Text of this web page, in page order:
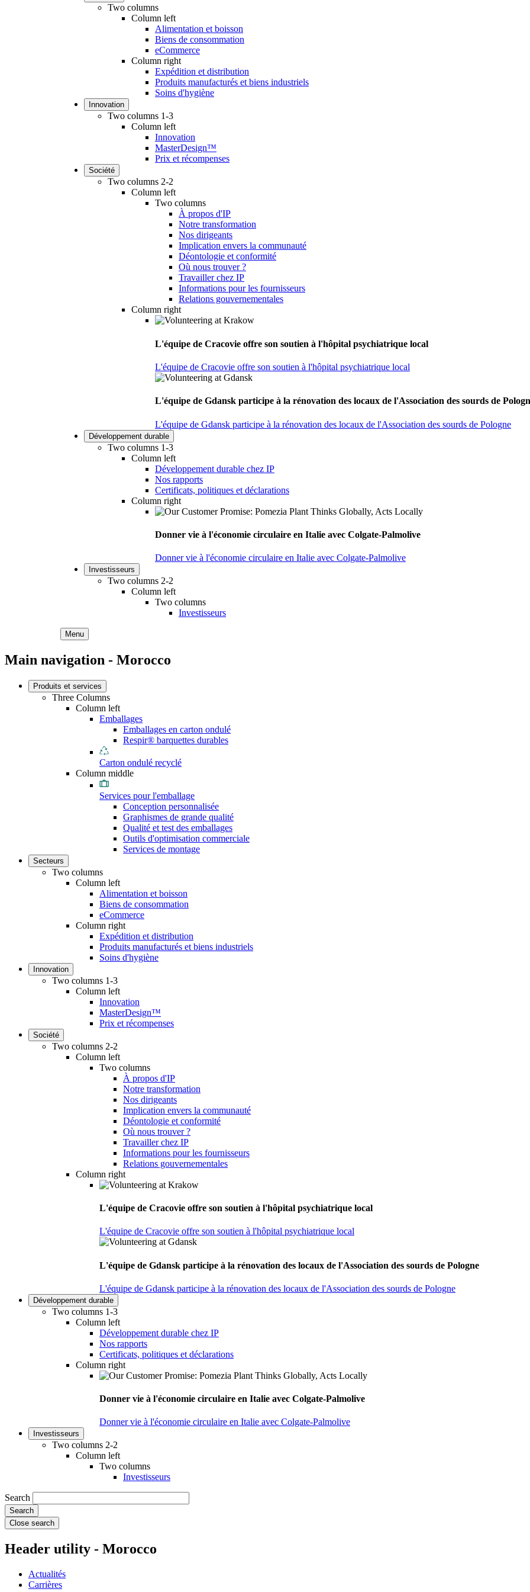
Two columns
Column left
Alimentation et boisson
Biens de consommation
eCommerce
Column right
Expédition et distribution
Produits manufacturés et biens industriels
Soins d'hygiène
Innovation
Two columns 1-3
Column left
Innovation
MasterDesign™
Prix et récompenses
Société
Two columns 2-2
Column left
Two columns
À propos d'IP
Notre transformation
Nos dirigeants
Implication envers la communauté
Déontologie et conformité
Où nous trouver ?
Travailler chez IP
Informations pour les fournisseurs
Relations gouvernementales
Column right
L'équipe de Cracovie offre son soutien à l'hôpital psychiatrique local
L'équipe de Cracovie offre son soutien à l'hôpital psychiatrique local
L'équipe de Gdansk participe à la rénovation des locaux de l'Association des sourds de
L'équipe de Gdansk participe à la rénovation des locaux de l'Association des sourds de Pologne
Développement durable
Two columns 1-3
Column left
Développement durable chez IP
Nos rapports
Certificats, politiques et déclarations
Column right
Donner vie à l'économie circulaire en Italie avec Colgate-Palmolive
Donner vie à l'économie circulaire en Italie avec Colgate-Palmolive
Investisseurs
Two columns 2-2
Column left
Two columns
Investisseurs
Menu
Main navigation - Morocco
Produits et services
Three Columns
Column left
Emballages
Emballages en carton ondulé
Respir® barquettes durables
Carton ondulé recyclé
Column middle
Services pour l'emballage
Conception personnalisée
Graphismes de grande qualité
Qualité et test des emballages
Outils d'optimisation commerciale
Services de montage
Secteurs
Two columns
Column left
Alimentation et boisson
Biens de consommation
eCommerce
Column right
Expédition et distribution
Produits manufacturés et biens industriels
Soins d'hygiène
Innovation
Two columns 1-3
Column left
Innovation
MasterDesign™
Prix et récompenses
Société
Two columns 2-2
Column left
Two columns
À propos d'IP
Notre transformation
Nos dirigeants
Implication envers la communauté
Déontologie et conformité
Où nous trouver ?
Travailler chez IP
Informations pour les fournisseurs
Relations gouvernementales
Column right
L'équipe de Cracovie offre son soutien à l'hôpital psychiatrique local
L'équipe de Cracovie offre son soutien à l'hôpital psychiatrique local
L'équipe de Gdansk participe à la rénovation des locaux de l'Association des sourds de Pologne
L'équipe de Gdansk participe à la rénovation des locaux de l'Association des sourds de Pologne
Développement durable
Two columns 1-3
Column left
Développement durable chez IP
Nos rapports
Certificats, politiques et déclarations
Column right
Donner vie à l'économie circulaire en Italie avec Colgate-Palmolive
Donner vie à l'économie circulaire en Italie avec Colgate-Palmolive
Investisseurs
Two columns 2-2
Column left
Two columns
Investisseurs
Search
Close search
Header utility - Morocco
Actualités
Carrières